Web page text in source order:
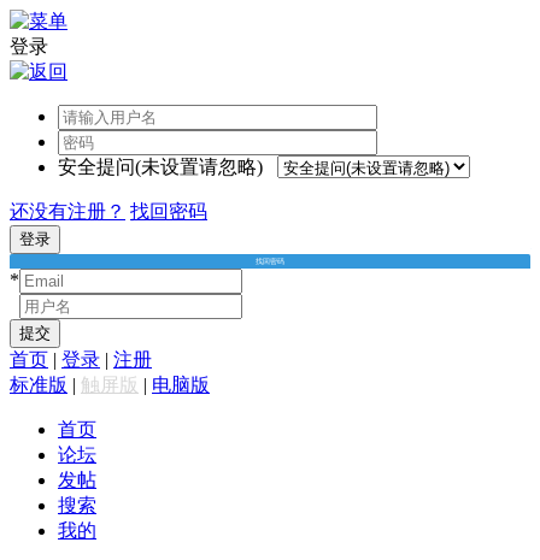
登录
安全提问(未设置请忽略)
还没有注册？ 找回密码
登录
找回密码
*
提交
首页 | 登录 | 注册
标准版 | 触屏版 | 电脑版
首页
论坛
发帖
搜索
我的